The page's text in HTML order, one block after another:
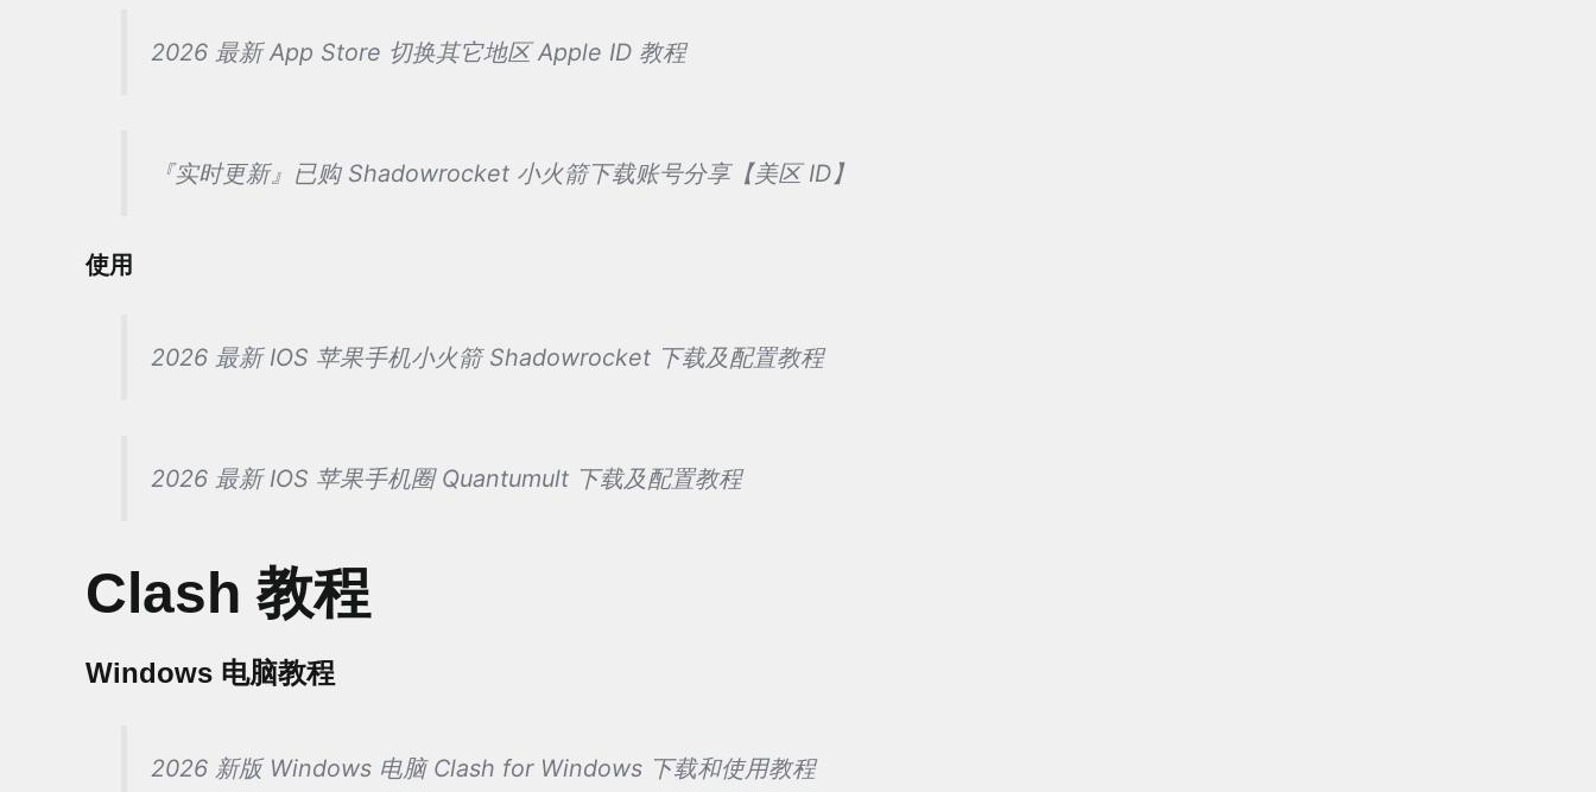
2026 最新 App Store 切换其它地区 Apple ID 教程
『实时更新』已购 Shadowrocket 小火箭下载账号分享【美区 ID】
使用
2026 最新 IOS 苹果手机小火箭 Shadowrocket 下载及配置教程
2026 最新 IOS 苹果手机圈 Quantumult 下载及配置教程
Clash 教程
Windows 电脑教程
2026 新版 Windows 电脑 Clash for Windows 下载和使用教程